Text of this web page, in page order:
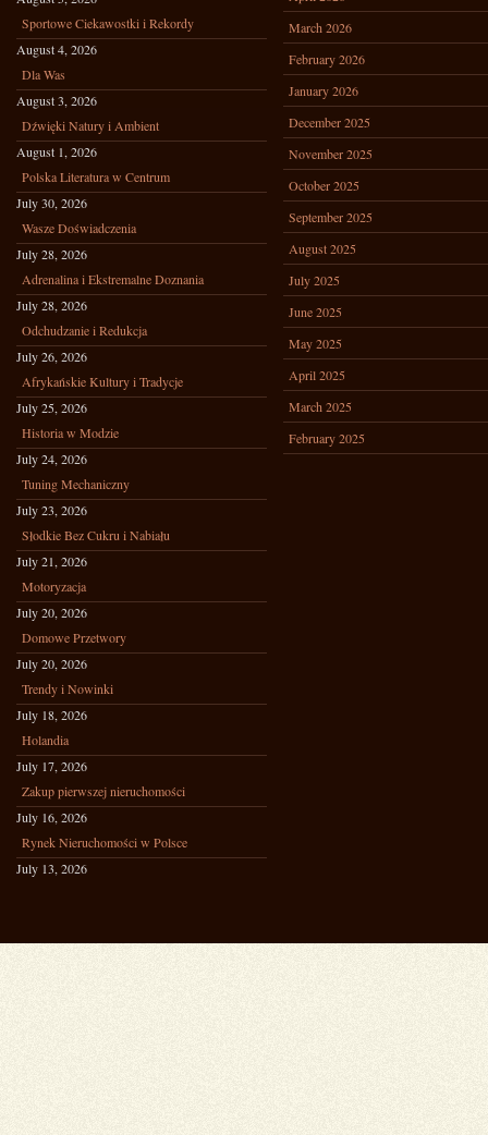
Sportowe Ciekawostki i Rekordy
August 4, 2026
Dla Was
August 3, 2026
Dźwięki Natury i Ambient
August 1, 2026
Polska Literatura w Centrum
July 30, 2026
Wasze Doświadczenia
July 28, 2026
Adrenalina i Ekstremalne Doznania
July 28, 2026
Odchudzanie i Redukcja
July 26, 2026
Afrykańskie Kultury i Tradycje
July 25, 2026
Historia w Modzie
July 24, 2026
Tuning Mechaniczny
July 23, 2026
Słodkie Bez Cukru i Nabiału
July 21, 2026
Motoryzacja
July 20, 2026
Domowe Przetwory
July 20, 2026
Trendy i Nowinki
July 18, 2026
Holandia
July 17, 2026
Zakup pierwszej nieruchomości
July 16, 2026
Rynek Nieruchomości w Polsce
July 13, 2026
March 2026
February 2026
January 2026
December 2025
November 2025
October 2025
September 2025
August 2025
July 2025
June 2025
May 2025
April 2025
March 2025
February 2025